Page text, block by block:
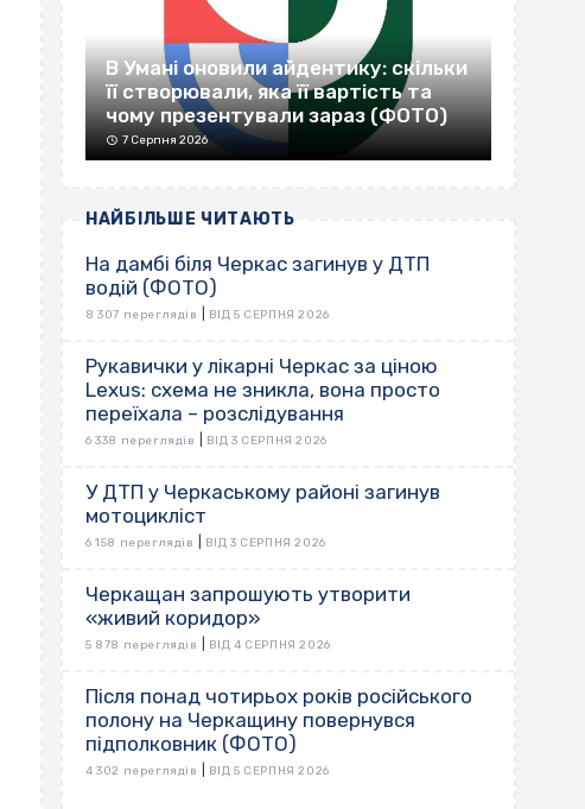
В Умані оновили айдентику: скільки
її створювали, яка її вартість та
чому презентували зараз (ФОТО)
7 Серпня 2026
НАЙБІЛЬШЕ ЧИТАЮТЬ
На дамбі біля Черкас загинув у ДТП
водій (ФОТО)
8 307 переглядів ВІД 5 СЕРПНЯ 2026
Рукавички у лікарні Черкас за ціною
Lexus: схема не зникла, вона просто
переїхала – розслідування
6 338 переглядів ВІД 3 СЕРПНЯ 2026
У ДТП у Черкаському районі загинув
мотоцикліст
6 158 переглядів ВІД 3 СЕРПНЯ 2026
Черкащан запрошують утворити
«живий коридор»
5 878 переглядів ВІД 4 СЕРПНЯ 2026
Після понад чотирьох років російського
полону на Черкащину повернувся
підполковник (ФОТО)
4 302 переглядів ВІД 5 СЕРПНЯ 2026